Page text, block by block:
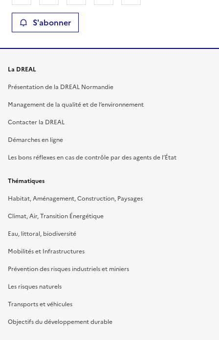
S'abonner
La DREAL
Présentation de la DREAL Normandie
Management de la qualité et de l’environnement
Contacter la DREAL
Démarches en ligne
Les bons réflexes en cas de contrôle par des agents de l’État
Thématiques
Habitat, Aménagement, Construction, Paysages
Climat, Air, Transition Énergétique
Eau, littoral, biodiversité
Mobilités et Infrastructures
Prévention des risques industriels et miniers
Les risques naturels
Transports et véhicules
Objectifs du développement durable